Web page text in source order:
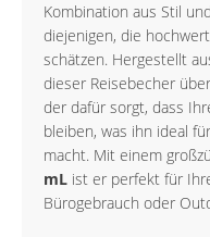
Kombination aus Stil
diejenigen, die
schätzen. Hergestellt
dieser Reisebecher
der dafür sorgt, dass
bleiben, was ihn ideal
macht. Mit einem
mL ist er perfekt für
Bürogebrauch oder